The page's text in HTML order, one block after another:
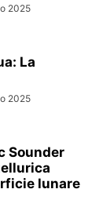
2025
La
2025
Sounder
lunare